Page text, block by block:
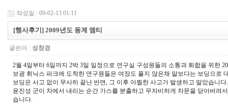
작성일 : 09-02-13 01:11
[행사후기] 2009년도 동계 엠티
글쓴이 : 성창경
2월 4일부터 6일까지 2박 3일 일정으로 연구실 구성원들의 소통과 화합을 위한
보광 휘닉스 파크에 도착한 연구원들은 여장도 풀지 않은채 말보다는 보딩으로
보딩은 사고 없이 무사히 끝난 반면, 그 이후 아찔한 사고가 발생하고 말았습니다.
윤진성 군이 차에서 내리는 순간 가스를 분출하고 무자비하게 차문을 닫아버
습니다.